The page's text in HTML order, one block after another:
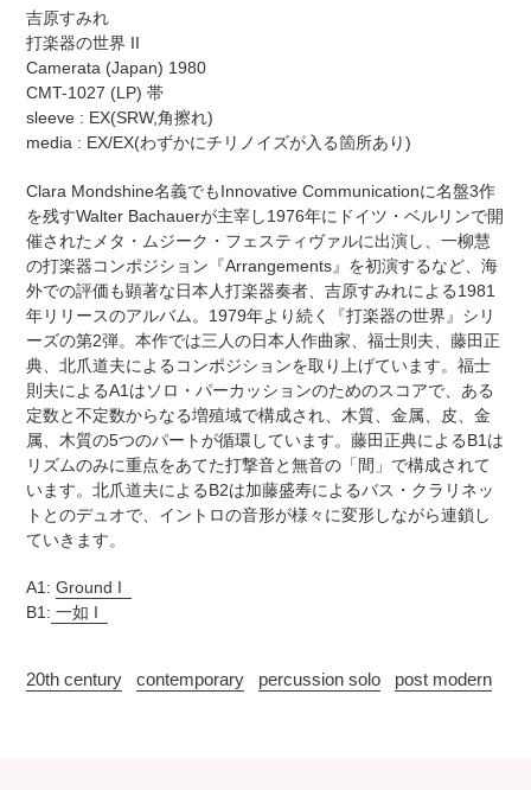
手
続
き
時
に
計
さ
れ
ま
す
コ
ン
デ
ィ
シ
ョ
ン
表
記
に
つ
て
カ
ー
ト
に
商
品
追
加
す
る
吉原すみれ
打楽器の世界 II
Camerata (Japan) 1980
CMT-1027 (LP) 帯
sleeve : EX(SRW,角擦れ)
media : EX/EX(わずかにチリノイズが入る箇所あり)
Clara Mondshine名義でもInnovative Communicationに名盤3作
を残すWalter Bachauerが主宰し1976年にドイツ・ベルリンで開
催されたメタ・ムジーク・フェスティヴァルに出演し、一柳慧
の打楽器コンポジション『Arrangements』を初演するなど、海
外での評価も顕著な日本人打楽器奏者、吉原すみれによる1981
年リリースのアルバム。1979年より続く『打楽器の世界』シリ
ーズの第2弾。本作では三人の日本人作曲家、福士則夫、藤田正
典、北爪道夫によるコンポジションを取り上げています。福士
則夫によるA1はソロ・パーカッションのためのスコアで、ある
定数と不定数からなる増殖域で構成され、木質、金属、皮、金
属、木質の5つのパートが循環しています。藤田正典によるB1は
リズムのみに重点をあてた打撃音と無音の「間」で構成されて
います。北爪道夫によるB2は加藤盛寿によるバス・クラリネッ
トとのデュオで、イントロの音形が様々に変形しながら連鎖し
ていきます。
A1: Ground I
B1: 一如 I
20th century contemporary percussion solo post modern